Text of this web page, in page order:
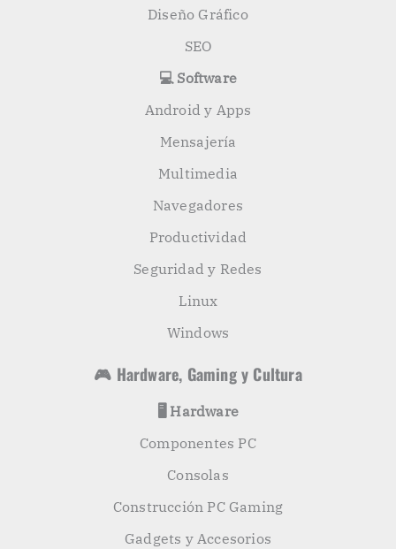
Diseño Gráfico
SEO
💻 Software
Android y Apps
Mensajería
Multimedia
Navegadores
Productividad
Seguridad y Redes
Linux
Windows
🎮 Hardware, Gaming y Cultura
🖥️ Hardware
Componentes PC
Consolas
Construcción PC Gaming
Gadgets y Accesorios